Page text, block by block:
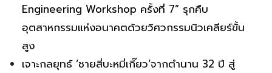
Engineering Workshop ครั้งที่ 7” รุกคืบ
อุตสาหกรรมแห่งอนาคตด้วยวิศวกรรมนิวเคลียร์ขั้น
สูง
เจาะกลยุทธ์ ‘ชายสี่บะหมี่เกี๊ยว’จากตำนาน 32 ปี สู่